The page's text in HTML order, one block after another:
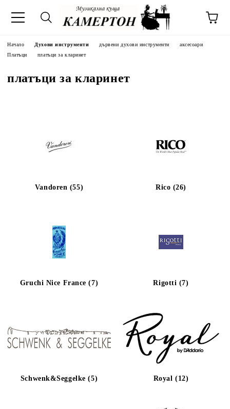
Начало Духови инструменти дървени духови инструменти
аксесоари
Платъци
платъци за кларинет
платъци за кларинет
Vandoren (55) Rico (26)
Gruchi Nice France (7) Rigotti (7)
Schwenk&Seggelke (5) Royal (12)